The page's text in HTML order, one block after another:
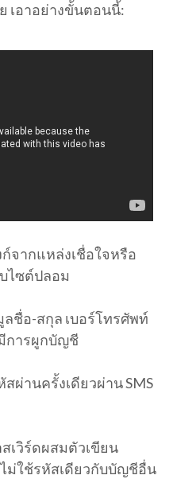
เอาอย่างขั้นตอนนี้:
จากแหล่งเชื่อใจหรือ
ไซต์ปลอม
ชื่อ-สกุล เบอร์โทรศัพท์
การผูกบัญชี
ผ่านครั้งเดียวผ่าน SMS
เวิร์ดผสมตัวเขียน
ม่ใช้รหัสเดียวกับบัญชีอื่น